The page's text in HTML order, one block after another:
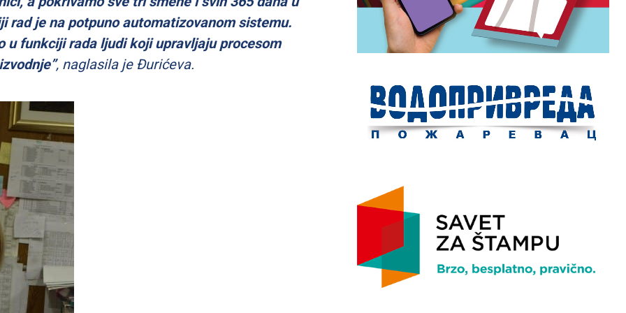
rad je na potpuno automatizovanom sistemu.
u funkciji rada ljudi koji upravljaju procesom
, naglasila je Đurićeva.